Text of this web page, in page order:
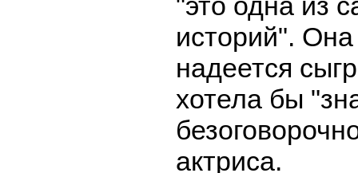
историй".
надеется
хотела бы
актриса.